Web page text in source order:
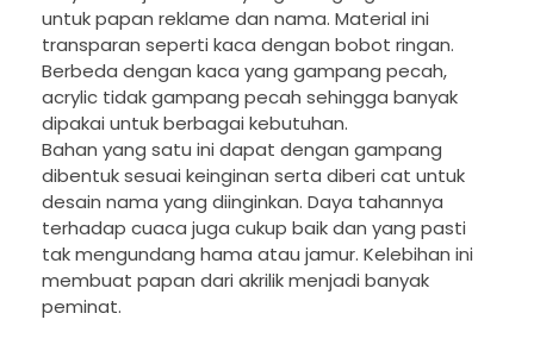
untuk papan reklame dan nama. Material ini
transparan seperti kaca dengan bobot ringan.
Berbeda dengan kaca yang gampang pecah,
acrylic tidak gampang pecah sehingga banyak
dipakai untuk berbagai kebutuhan.
Bahan yang satu ini dapat dengan gampang
dibentuk sesuai keinginan serta diberi cat untuk
desain nama yang diinginkan. Daya tahannya
terhadap cuaca juga cukup baik dan yang pasti
tak mengundang hama atau jamur. Kelebihan ini
membuat papan dari akrilik menjadi banyak
peminat.